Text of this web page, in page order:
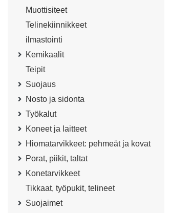
Muottisiteet
Telinekiinnikkeet
ilmastointi
Kemikaalit
Teipit
Suojaus
Nosto ja sidonta
Työkalut
Koneet ja laitteet
Hiomatarvikkeet: pehmeät ja kovat
Porat, piikit, taltat
Konetarvikkeet
Tikkaat, työpukit, telineet
Suojaimet